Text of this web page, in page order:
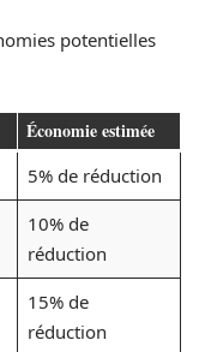
potentielles
Économie estimée
5% de réduction
10% de
réduction
15% de
réduction